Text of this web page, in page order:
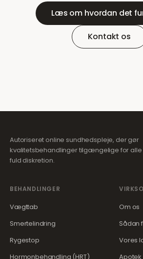
Læs om hvordan det
Kontakt os
Autoriseret online sundhedspleje, der gør
kvalitetsbehandlinger tilgængelige for
fuld diskretion.
BEHANDLINGER
Vægttab
Smertelindring
Rygestop
Hormonbehandling (HRT)
Om os
Sådan
Vores
Apotek